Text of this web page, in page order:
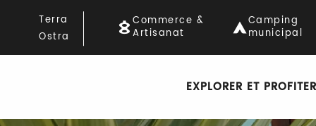
contenu
principal
Terra
Ostra
Commerce &
Artisanat
Camping
municipal
EXPLORER ET PROFITER